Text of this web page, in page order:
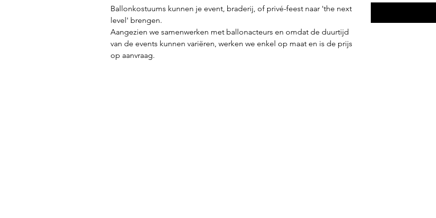
Ballonkostuums kunnen je event, braderij, of privé-feest naar 'the next
level' brengen.
Aangezien we samenwerken met ballonacteurs en omdat de duurtijd
van de events kunnen variëren, werken we enkel op maat en is de prijs
op aanvraag.